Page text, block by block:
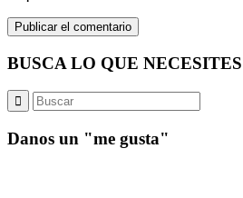
BUSCA LO QUE NECESITES
Danos un "me gusta"